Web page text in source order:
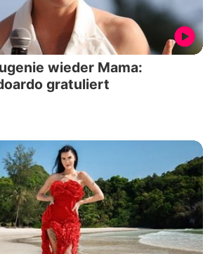
wieder Mama:
gratuliert